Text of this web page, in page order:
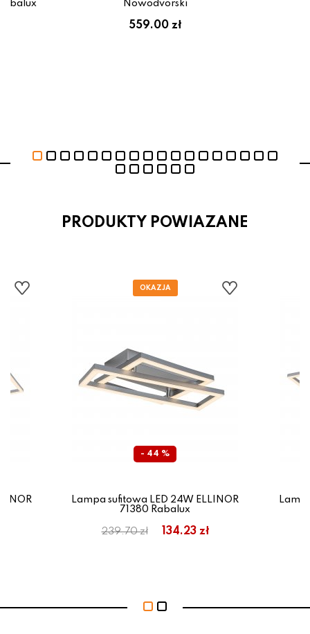
Nowodvorski
559.00 zł
PRODUKTY POWIAZANE
- 44 %
Lampa sufitowa LED 24W ELLINOR
71380 Rabalux
239.70 zł 134.23 zł